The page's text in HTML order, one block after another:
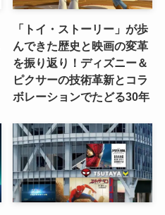
「トイ・ストーリー」が歩
んできた歴史と映画の変革
を振り返り！ディズニー＆
ピクサーの技術革新とコラ
ボレーションでたどる30年